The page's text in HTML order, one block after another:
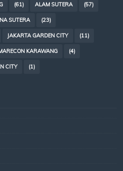
(61) ALAM SUTERA (57)
SUTERA (23)
JAKARTA GARDEN CITY (11)
KARAWANG (4)
CITY (1)